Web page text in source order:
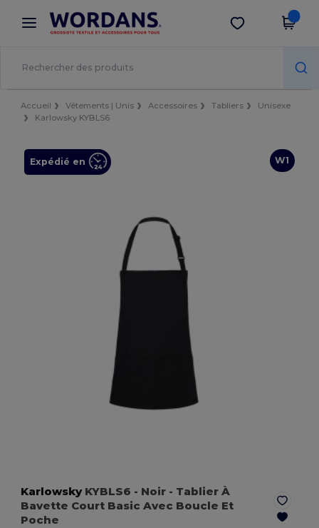
× Appli Wordans
Meilleurs prix sur l’app !
Obtenir l'appli
Accueil Vêtements | Unis Accessoires Tabliers
Unisexe
Karlowsky KYBLS6
W1
Expédié en
KarlowskyKYBLS6 - Noir - Tablier À
Bavette Court Basic Avec Boucle Et
Poche